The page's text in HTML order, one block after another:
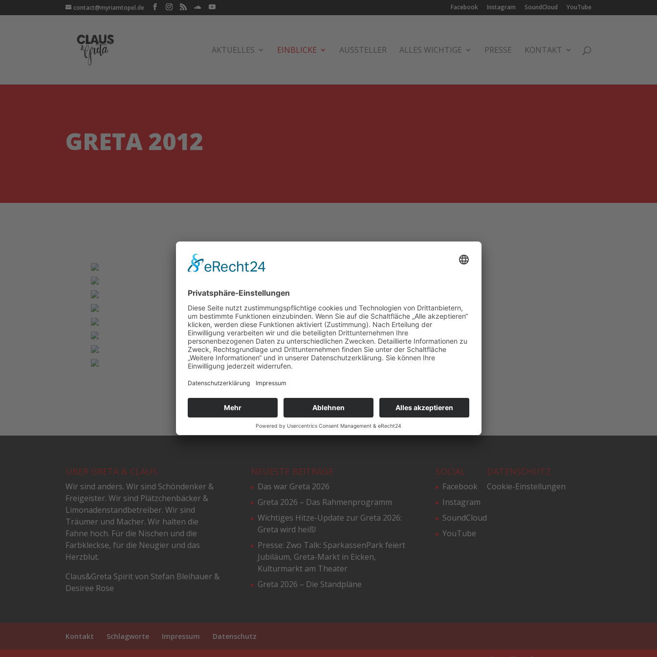
contact@myriamtopel.de Facebook Instagram SoundCloud YouTube
AKTUELLES EINBLICKE AUSSTELLER ALLES WICHTIGE PRESSE KONTAKT
GRETA 2012
ÜBER GRETA & CLAUS
Wir sind anders. Wir sind Schöndenker &
Freigeister. Wir sind Plätzchenbäcker &
Limonadenstandbetreiber. Wir sind
Träumer und Macher. Wir halten die
Fahne hoch. Für die Nischen und die
Farbkleckse, für die Neugier und das
Herzblut.
Claus&Greta Spirit von Stefan Bleihauer &
Desiree Rose
NEUESTE BEITRÄGE
Das war Greta 2026
Greta 2026 – Das Rahmenprogramm
Wichtiges Hitze-Update zur Greta 2026:
Greta wird heiß!
Presse: Zwo Talk: SparkassenPark feiert
Jubiläum, Greta-Markt in Eicken,
Kulturmarkt am Theater
Greta 2026 – Die Standpläne
SOCIAL
Facebook
Instagram
SoundCloud
YouTube
DATENSCHUTZ
Cookie-Einstellungen
Kontakt Schlagworte Impressum Datenschutz